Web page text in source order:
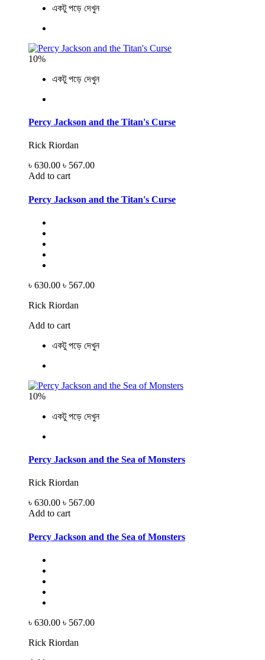
একটু পড়ে দেখুন
10%
একটু পড়ে দেখুন
Percy Jackson and the Titan's Curse
Rick Riordan
৳ 630.00 ৳ 567.00
Add to cart
Percy Jackson and the Titan's Curse
৳ 630.00 ৳ 567.00
Rick Riordan
Add to cart
একটু পড়ে দেখুন
10%
একটু পড়ে দেখুন
Percy Jackson and the Sea of Monsters
Rick Riordan
৳ 630.00 ৳ 567.00
Add to cart
Percy Jackson and the Sea of Monsters
৳ 630.00 ৳ 567.00
Rick Riordan